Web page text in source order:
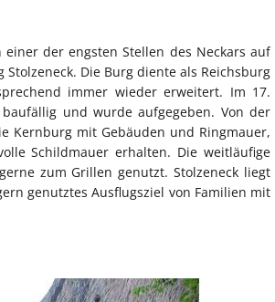
einer der engsten Stellen des Neckars auf
Stolzeneck. Die Burg diente als Reichsburg
immer wieder erweitert. Im 17.
und wurde aufgegeben. Von der
Kernburg mit Gebäuden und Ringmauer,
Schildmauer erhalten. Die weitläufige
zum Grillen genutzt. Stolzeneck liegt
genutztes Ausflugsziel von Familien mit